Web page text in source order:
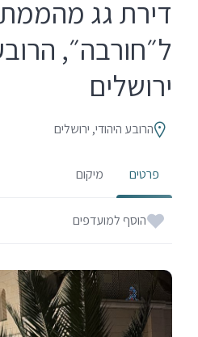
דירת גג
ל״חורבה״,
ירושלים
הרובע היהודי, ירושלים
פרטים מיקום
הוסף למועדפים